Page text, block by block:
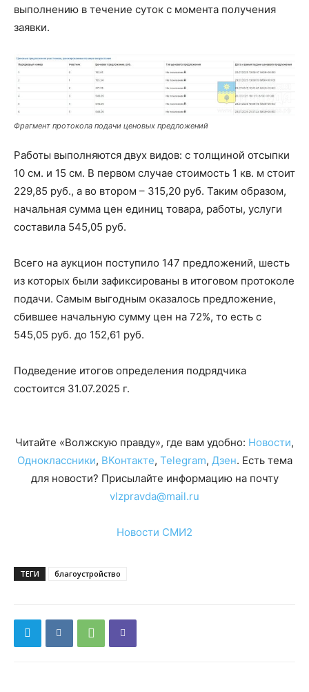
выполнению в течение суток с момента получения
заявки.
Фрагмент протокола подачи ценовых предложений
Работы выполняются двух видов: с толщиной отсыпки
10 см. и 15 см. В первом случае стоимость 1 кв. м стоит
229,85 руб., а во втором – 315,20 руб. Таким образом,
начальная сумма цен единиц товара, работы, услуги
составила 545,05 руб.
Всего на аукцион поступило 147 предложений, шесть
из которых были зафиксированы в итоговом протоколе
подачи. Самым выгодным оказалось предложение,
сбившее начальную сумму цен на 72%, то есть с
545,05 руб. до 152,61 руб.
Подведение итогов определения подрядчика
состоится 31.07.2025 г.
Читайте «Волжскую правду», где вам удобно: Новости,
Одноклассники, ВКонтакте, Telegram, Дзен. Есть тема
для новости? Присылайте информацию на почту
vlzpravda@mail.ru
Новости СМИ2
ТЕГИ благоустройство